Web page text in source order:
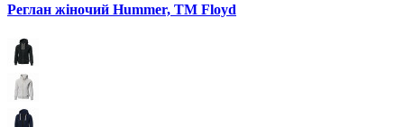
Реглан жіночий Hummer, ТМ Floyd